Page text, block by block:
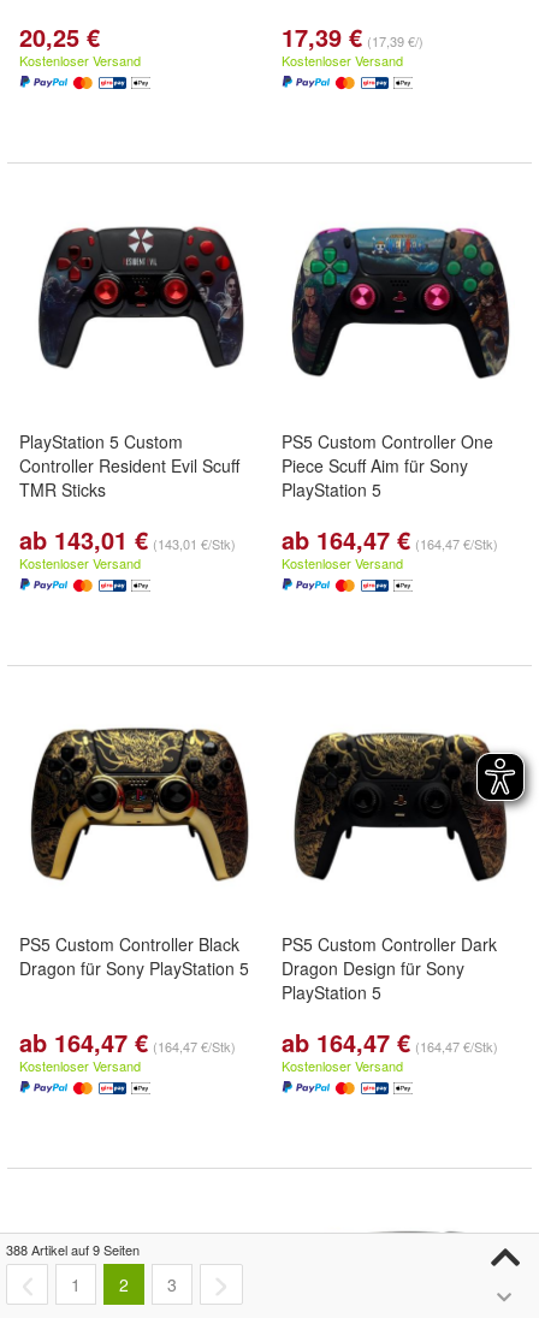
20,25 €
Kostenloser Versand
17,39 € (17,39 €/)
Kostenloser Versand
PlayStation 5 Custom
Controller Resident Evil Scuff
TMR Sticks
ab 143,01 € (143,01 €/Stk)
Kostenloser Versand
PS5 Custom Controller One
Piece Scuff Aim für Sony
PlayStation 5
ab 164,47 € (164,47 €/Stk)
Kostenloser Versand
PS5 Custom Controller Black
Dragon für Sony PlayStation 5
ab 164,47 € (164,47 €/Stk)
Kostenloser Versand
PS5 Custom Controller Dark
Dragon Design für Sony
PlayStation 5
ab 164,47 € (164,47 €/Stk)
Kostenloser Versand
388 Artikel auf 9 Seiten
1 2 3